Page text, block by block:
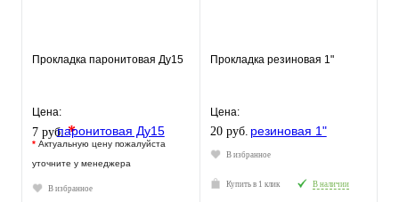
Прокладка паронитовая Ду15
Цена:
7 руб.*
* Актуальную цену пожалуйста
уточните у менеджера
В избранное
Прокладка резиновая 1"
Цена:
20 руб.
В избранное
Купить в 1 клик В наличии